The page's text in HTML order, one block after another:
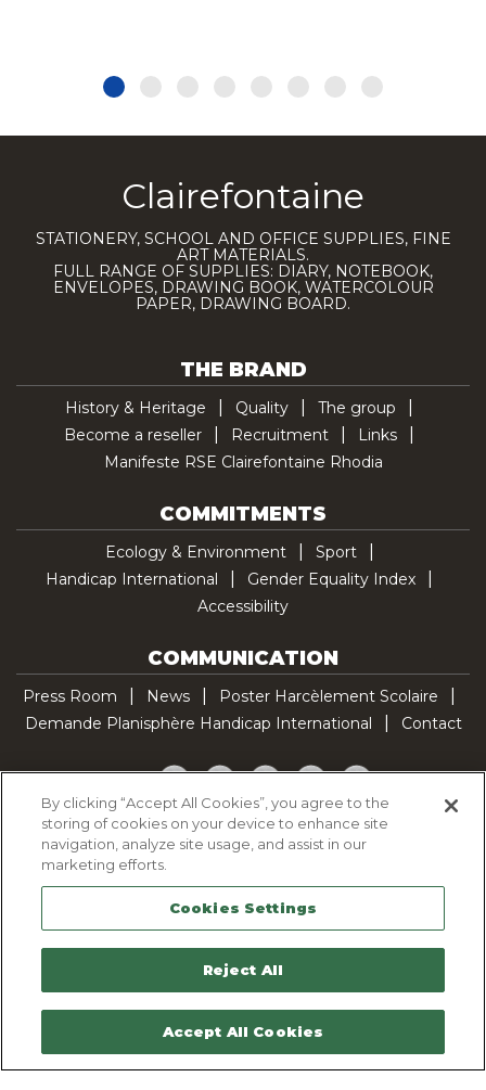
Clairefontaine
STATIONERY, SCHOOL AND OFFICE SUPPLIES, FINE
ART MATERIALS.
FULL RANGE OF SUPPLIES: DIARY, NOTEBOOK,
ENVELOPES, DRAWING BOOK, WATERCOLOUR
PAPER, DRAWING BOARD.
THE BRAND
History & Heritage Quality
The group
Become a reseller
Recruitment
Links
Manifeste RSE Clairefontaine Rhodia
COMMITMENTS
Ecology & Environment
Sport
Handicap International
Gender Equality Index
Accessibility
COMMUNICATION
Press Room News
Poster Harcèlement Scolaire
Demande Planisphère Handicap International
Contact
Facebook
TwitterYouTubePinterestTikTok
Cookie Policy
Legal Notice
Sitemap
Contactez-nous
By clicking “Accept All Cookies”, you agree to the
storing of cookies on your device to enhance site
navigation, analyze site usage, and assist in our
marketing efforts.
Cookies Settings
Reject All
Accept All Cookies